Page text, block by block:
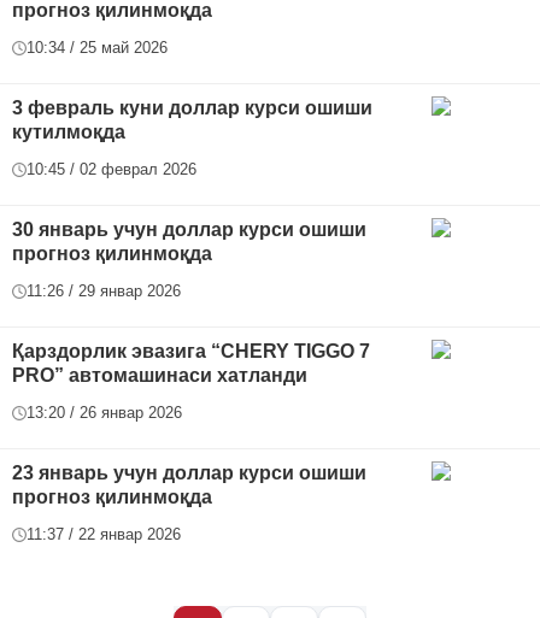
прогноз қилинмоқда
10:34 / 25 май 2026
3 февраль куни доллар курси ошиши
кутилмоқда
10:45 / 02 феврал 2026
30 январь учун доллар курси ошиши
прогноз қилинмоқда
11:26 / 29 январ 2026
Қарздорлик эвазига “CHERY TIGGO 7
PRO” автомашинаси хатланди
13:20 / 26 январ 2026
23 январь учун доллар курси ошиши
прогноз қилинмоқда
11:37 / 22 январ 2026